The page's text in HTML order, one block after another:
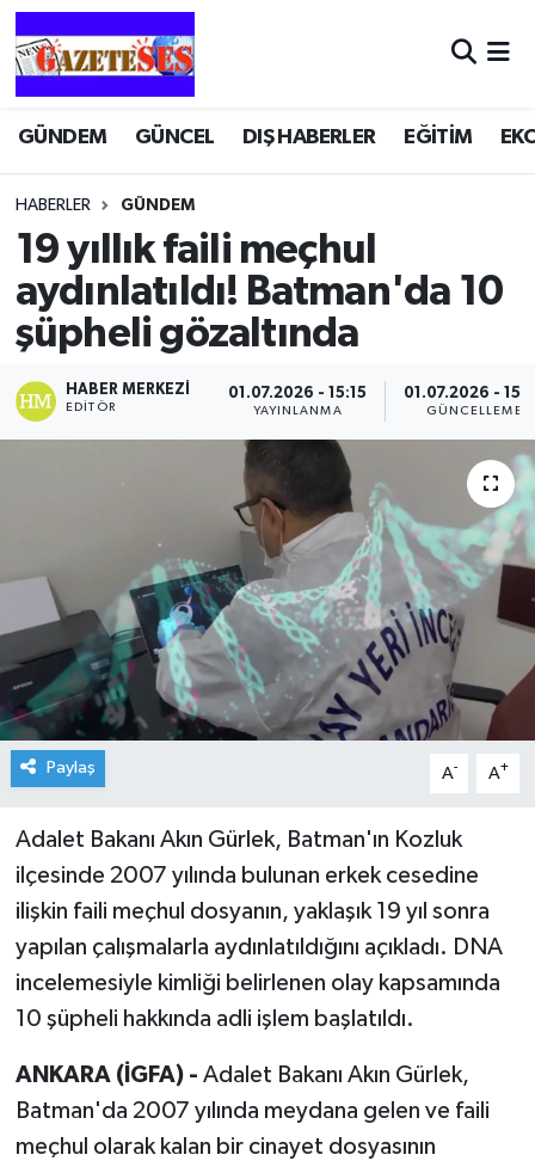
GÜNDEM GÜNCEL DIŞ HABERLER EĞİTİM
HABERLER GÜNDEM
19 yıllık faili meçhul
aydınlatıldı! Batman'da 10
şüpheli gözaltında
HABER MERKEZI
EDITÖR
01.07.2026 - 15:15
YAYINLANMA
01.07.2026 -
GÜNCELLEME
Paylaş A- A+
Adalet Bakanı Akın Gürlek, Batman'ın Kozluk
ilçesinde 2007 yılında bulunan erkek cesedine
ilişkin faili meçhul dosyanın, yaklaşık 19 yıl sonra
yapılan çalışmalarla aydınlatıldığını açıkladı. DNA
incelemesiyle kimliği belirlenen olay kapsamında
10 şüpheli hakkında adli işlem başlatıldı.
ANKARA (İGFA) - Adalet Bakanı Akın Gürlek,
Batman'da 2007 yılında meydana gelen ve faili
meçhul olarak kalan bir cinayet dosyasının